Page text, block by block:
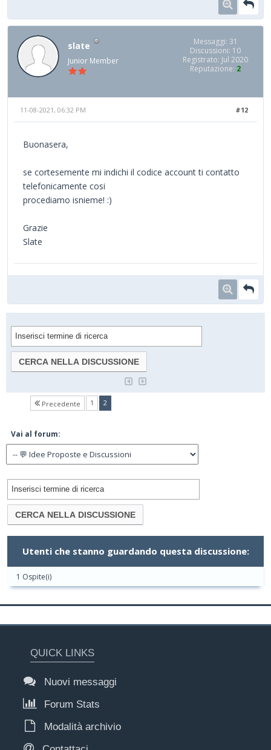
slate
Junior Member
Messaggi: 31
Discussioni: 10
Registrato: Jul 2020
Reputazione: 2
#12
11-08-2021, 06:32 PM
Buonasera,
se cortesemente mi indichi il codice account ti contatto
telefonicamente cosi
procediamo isnieme! :)
Grazie
Slate
Precedente 1 2(current)
Vai al forum:
Utenti che stanno guardando questa discussione:
1 Ospite(i)
QUICK LINKS
Nuovi messaggi
Forum Stats
Modalità archivio